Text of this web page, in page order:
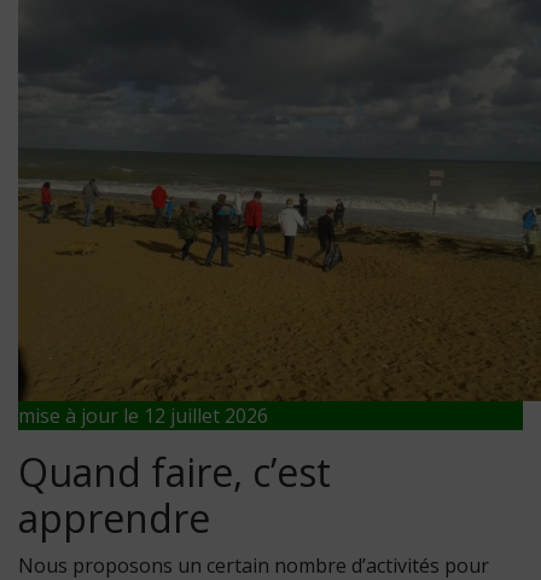
mise à jour le 12 juillet 2026
Quand faire, c’est
apprendre
Nous proposons un certain nombre d’activités pour